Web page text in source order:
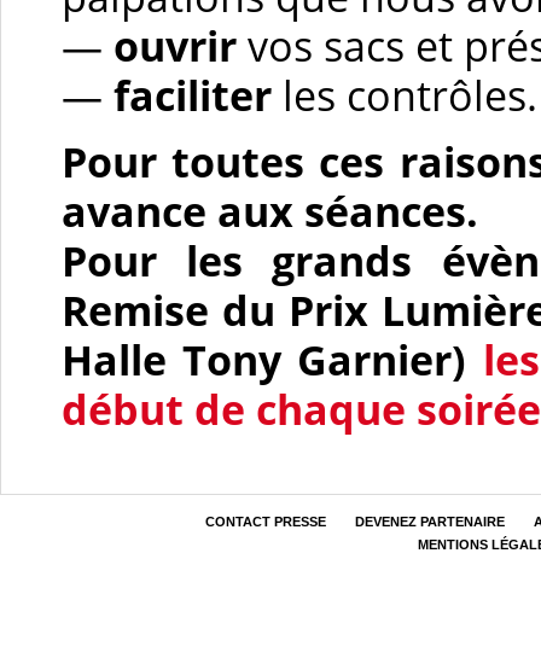
— ouvrirvos sacs et
— faciliter les contrôles.
Pour toutes ces
avance aux séances.
Pour les grands
Remise du Prix
Halle Tony Garnier)
début de chaque
CONTACT PRESSE DEVENEZ PARTENAIRE
MENTIONS